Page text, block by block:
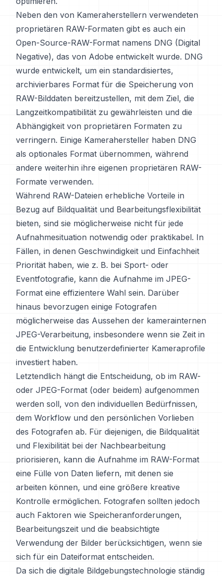
Neben den von Kameraherstellern verwendeten
proprietären RAW-Formaten gibt es auch ein
Open-Source-RAW-Format namens DNG (Digital
Negative), das von Adobe entwickelt wurde. DNG
wurde entwickelt, um ein standardisiertes,
archivierbares Format für die Speicherung von
RAW-Bilddaten bereitzustellen, mit dem Ziel, die
Langzeitkompatibilität zu gewährleisten und die
Abhängigkeit von proprietären Formaten zu
verringern. Einige Kamerahersteller haben DNG
als optionales Format übernommen, während
andere weiterhin ihre eigenen proprietären RAW-
Formate verwenden.
Während RAW-Dateien erhebliche Vorteile in
Bezug auf Bildqualität und Bearbeitungsflexibilität
bieten, sind sie möglicherweise nicht für jede
Aufnahmesituation notwendig oder praktikabel. In
Fällen, in denen Geschwindigkeit und Einfachheit
Priorität haben, wie z. B. bei Sport- oder
Eventfotografie, kann die Aufnahme im JPEG-
Format eine effizientere Wahl sein. Darüber
hinaus bevorzugen einige Fotografen
möglicherweise das Aussehen der kamerainternen
JPEG-Verarbeitung, insbesondere wenn sie Zeit in
die Entwicklung benutzerdefinierter Kameraprofile
investiert haben.
Letztendlich hängt die Entscheidung, ob im RAW-
oder JPEG-Format (oder beidem) aufgenommen
werden soll, von den individuellen Bedürfnissen,
dem Workflow und den persönlichen Vorlieben
des Fotografen ab. Für diejenigen, die Bildqualität
und Flexibilität bei der Nachbearbeitung
priorisieren, kann die Aufnahme im RAW-Format
eine Fülle von Daten liefern, mit denen sie
arbeiten können, und eine größere kreative
Kontrolle ermöglichen. Fotografen sollten jedoch
auch Faktoren wie Speicheranforderungen,
Bearbeitungszeit und die beabsichtigte
Verwendung der Bilder berücksichtigen, wenn sie
sich für ein Dateiformat entscheiden.
Da sich die digitale Bildgebungstechnologie ständig